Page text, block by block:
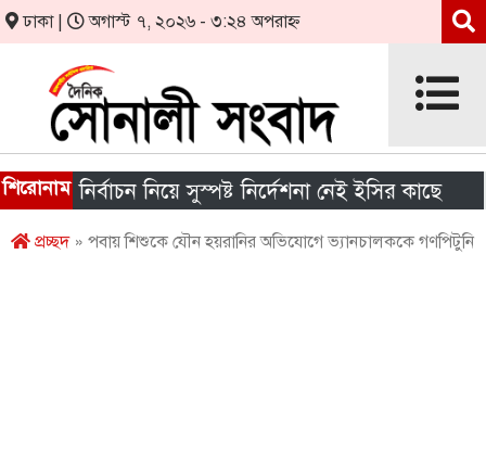
ঢাকা | অগাস্ট ৭, ২০২৬ - ৩:২৪ অপরাহ্ন
শিরোনাম
নির্বাচন নিয়ে সুস্পষ্ট নির্দেশনা নেই ইসির কাছে
প্রচ্ছদ» পবায় শিশুকে যৌন হয়রানির অভিযোগে ভ্যানচালককে গণপিটুনি